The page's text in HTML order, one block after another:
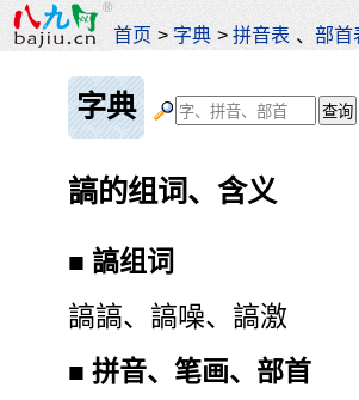
首页 > 字典 >拼音表 、部首
字典
謞的组词、含义
■ 謞组词
謞謞、謞噪、謞激
■拼音、笔画、部首